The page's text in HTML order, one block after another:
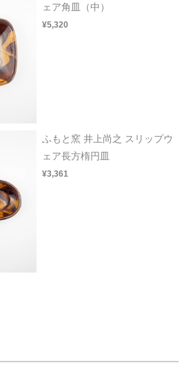
ェア角皿（中）
¥5,320
ふもと窯 井上尚之 スリップウ
ェア長方楕円皿
¥3,361